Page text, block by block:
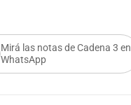
Mirá las notas de Cadena 3 en
WhatsApp